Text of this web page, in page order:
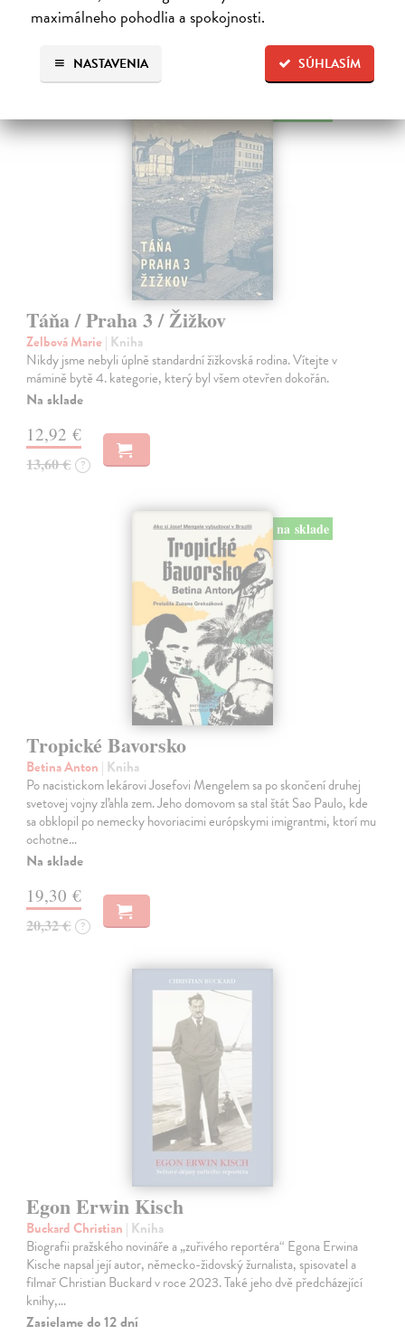
maximálneho pohodlia a spokojnosti.
SÚHLASÍM
NASTAVENIA
Táňa / Praha 3 / Žižkov
Zelbová Marie | Kniha
Nikdy jsme nebyli úplně standardní žižkovská rodina. Vítejte v
mámině bytě 4. kategorie, který byl všem otevřen dokořán.
Na sklade
12,92 €
13,60 € ?
na sklade
Tropické Bavorsko
Betina Anton | Kniha
Po nacistickom lekárovi Josefovi Mengelem sa po skončení druhej
svetovej vojny zľahla zem. Jeho domovom sa stal štát Sao Paulo, kde
sa obklopil po nemecky hovoriacimi európskymi imigrantmi, ktorí mu
ochotne…
Na sklade
19,30 €
20,32 € ?
Egon Erwin Kisch
Buckard Christian | Kniha
Biografii pražského novináře a „zuřivého reportéra“ Egona Erwina
Kische napsal její autor, německo-židovský žurnalista, spisovatel a
filmař Christian Buckard v roce 2023. Také jeho dvě předcházející
knihy,…
Zasielame do 12 dní